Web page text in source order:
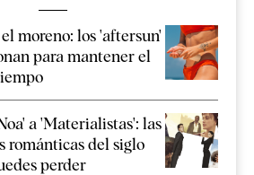
moreno: los 'aftersun'
para mantener el
a 'Materialistas': las
románticas del siglo
perder